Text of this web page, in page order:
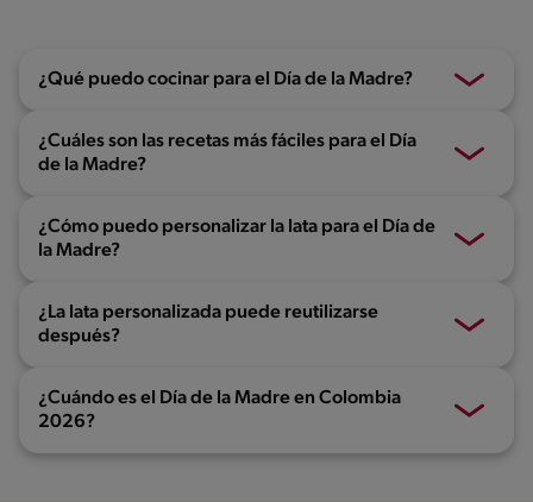
¿Qué puedo cocinar para el Día de la Madre?
¿Cuáles son las recetas más fáciles para el Día
de la Madre?
¿Cómo puedo personalizar la lata para el Día de
la Madre?
¿La lata personalizada puede reutilizarse
después?
¿Cuándo es el Día de la Madre en Colombia
2026?